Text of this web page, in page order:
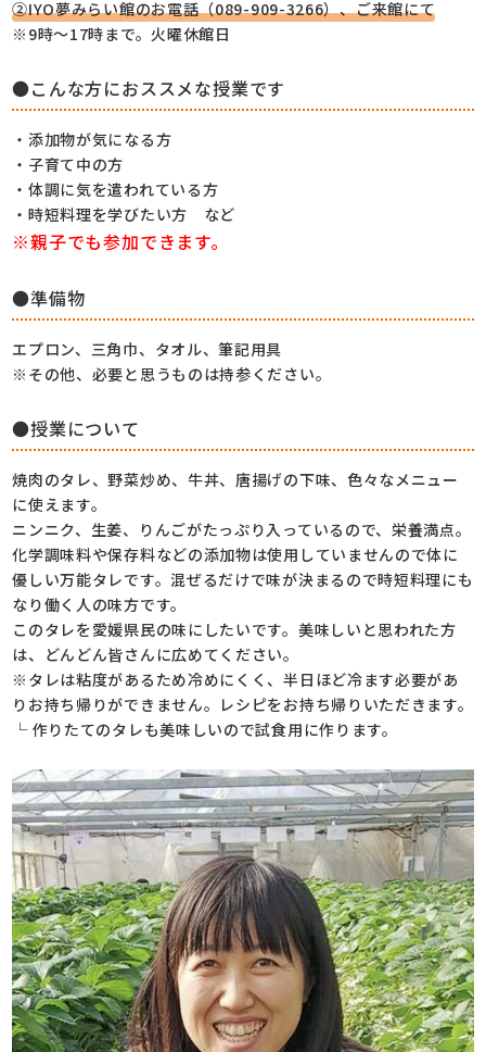
②IYO夢みらい館のお電話（089-909-3266）、ご来館にて
※9時～17時まで。火曜休館日
●こんな方におススメな授業です
・添加物が気になる方
・子育て中の方
・体調に気を遣われている方
・時短料理を学びたい方 など
※親子でも参加できます。
●準備物
エプロン、三角巾、タオル、筆記用具
※その他、必要と思うものは持参ください。
●授業について
焼肉のタレ、野菜炒め、牛丼、唐揚げの下味、色々なメニュー
に使えます。
ニンニク、生姜、りんごがたっぷり入っているので、栄養満点。
化学調味料や保存料などの添加物は使用していませんので体に
優しい万能タレです。混ぜるだけで味が決まるので時短料理にも
なり働く人の味方です。
このタレを愛媛県民の味にしたいです。美味しいと思われた方
は、どんどん皆さんに広めてください。
※タレは粘度があるため冷めにくく、半日ほど冷ます必要があ
りお持ち帰りができません。レシピをお持ち帰りいただきます。
└ 作りたてのタレも美味しいので試食用に作ります。